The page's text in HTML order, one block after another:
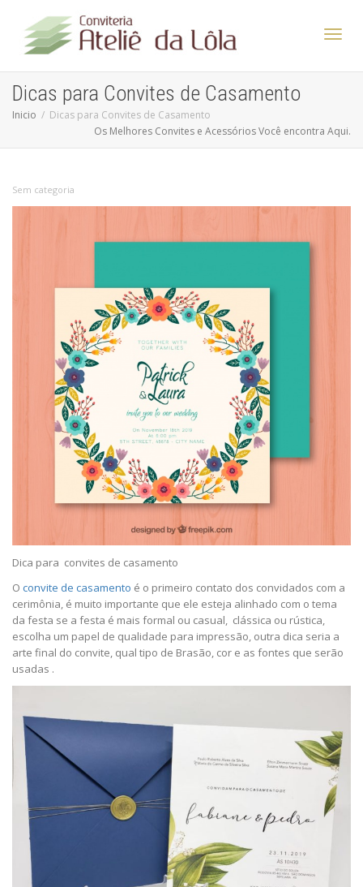
Dicas para Convites de Casamento
Inicio
Dicas para Convites de Casamento
Os Melhores Convites e Acessórios Você encontra Aqui.
Sem categoria
Dica para convites de casamento
O convite de casamento é o primeiro contato dos convidados com a
cerimônia, é muito importante que ele esteja alinhado com o tema
da festa se a festa é mais formal ou casual, clássica ou rústica,
escolha um papel de qualidade para impressão, outra dica seria a
arte final do convite, qual tipo de Brasão, cor e as fontes que serão
usadas .